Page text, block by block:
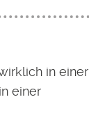
in einer
einer